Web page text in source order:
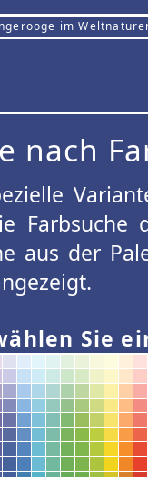
im
nach
Farbsuche
aus der
Sie